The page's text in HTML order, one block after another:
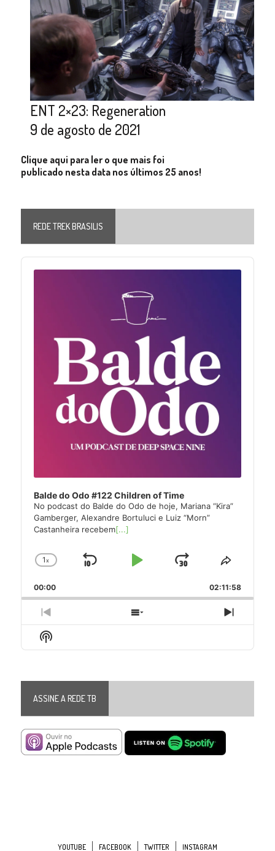
ENT 2×23: Regeneration
9 de agosto de 2021
Clique aqui para ler o que mais foi
publicado nesta data nos últimos 25 anos!
REDE TREK BRASILIS
Audio
Player
Balde do Odo #122 Children of Time
No podcast do Balde do Odo de hoje, Mariana “Kira”
Gamberger, Alexandre Bortuluci e Luiz “Morn”
Castanheira recebem[...]
Change
Rate
1x
Skip
Play
Jump
Forward
Share
Episode
00:00 02:11:58
Previous
Episode
Show
Episodes
Next
Episode
Show
Podcast
ASSINE A REDE TB
YOUTUBE FACEBOOK TWITTER INSTAGRAM